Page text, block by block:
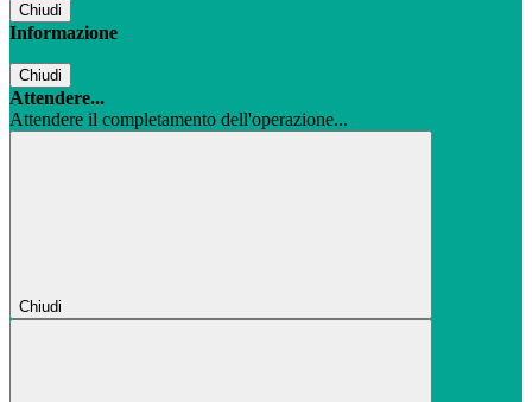
Chiudi
Informazione
Chiudi
Attendere...
Attendere il completamento dell'operazione...
Chiudi